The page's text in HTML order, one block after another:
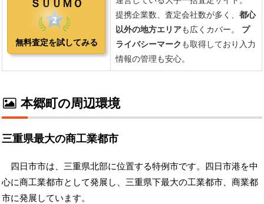
本郷町の周辺環境
三重県最大の商工業都市
四日市市は、三重県北部に位置する特例市です。四日市港を中
心に商工業都市として発展し、三重県下最大の工業都市、商業都
市に発展しています。